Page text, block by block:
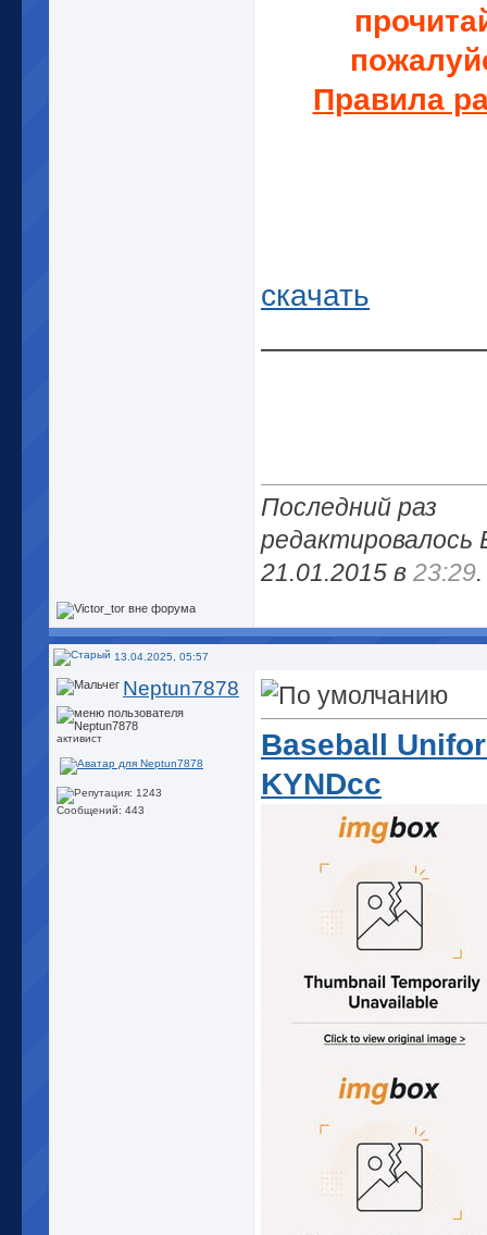
Правила
скачать
Последний раз
редактировалось
21.01.2015 в 23:29.
13.04.2025, 05:57
Neptun7878
активист
Сообщений: 443
Baseball
KYNDcc